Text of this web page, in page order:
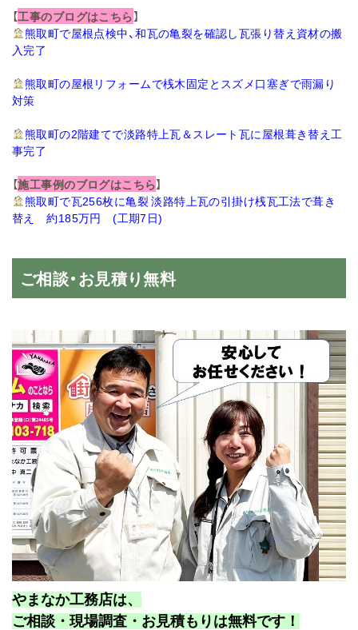
【工事のブログはこちら】
熊取町で屋根点検中、和瓦の亀裂を確認し瓦張り替え資材の搬
入完了
熊取町の屋根リフォームで桟木固定とスズメ口塞ぎで雨漏り
対策
熊取町の2階建てで淡路特上瓦＆スレート瓦に屋根葺き替え工
事完了
【施工事例のブログはこちら】
熊取町で瓦256枚に亀裂 淡路特上瓦の引掛け桟瓦工法で葺き
替え 約185万円 (工期7日)
ご相談・お見積り無料
やまなか工務店は、
ご相談・現場調査・お見積もりは無料です！